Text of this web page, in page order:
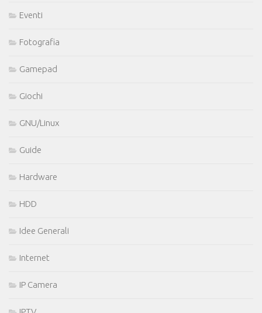
Eventi
Fotografia
Gamepad
Giochi
GNU/Linux
Guide
Hardware
HDD
Idee Generali
Internet
IP Camera